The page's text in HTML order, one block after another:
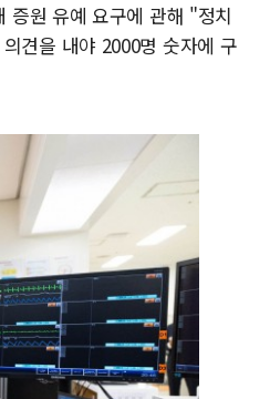
이나…고용 감소에 9월 동결 전망 우세
증원 유예 요구에 관해 "정치
견을 내야 2000명 숫자에 구